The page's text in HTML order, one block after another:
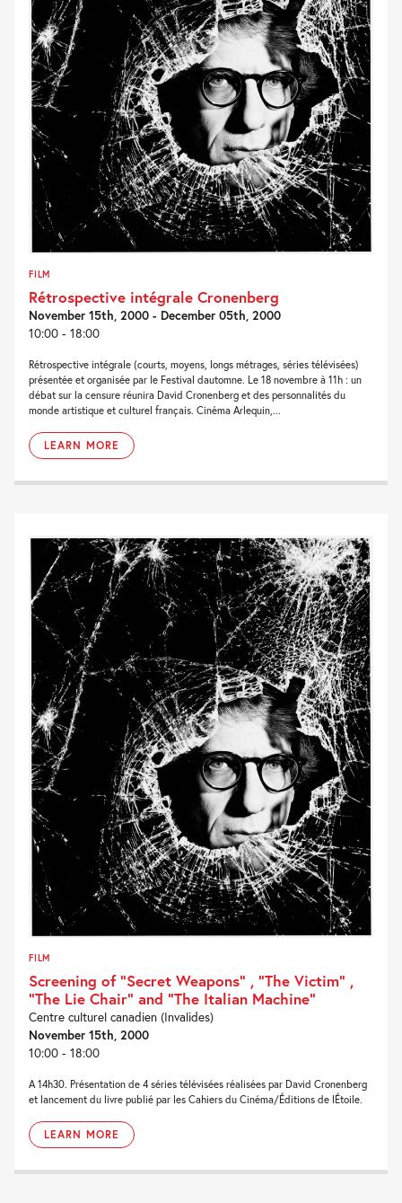
FILM
Rétrospective intégrale Cronenberg
November 15th, 2000 - December 05th, 2000
10:00 - 18:00
Rétrospective intégrale (courts, moyens, longs métrages, séries télévisées)
présentée et organisée par le Festival dautomne. Le 18 novembre à 11h : un
débat sur la censure réunira David Cronenberg et des personnalités du
monde artistique et culturel français. Cinéma Arlequin,...
LEARN MORE
FILM
Screening of “Secret Weapons” , “The Victim” ,
“The Lie Chair” and “The Italian Machine”
Centre culturel canadien (Invalides)
November 15th, 2000
10:00 - 18:00
A 14h30. Présentation de 4 séries télévisées réalisées par David Cronenberg
et lancement du livre publié par les Cahiers du Cinéma/Éditions de lÉtoile.
LEARN MORE